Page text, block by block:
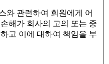
와 관련하여 회원에게 어
해가 회사의 고의 또는 중
고 이에 대하여 책임을 부